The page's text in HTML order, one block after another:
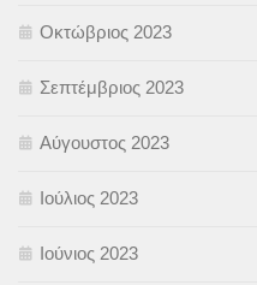
Οκτώβριος 2023
Σεπτέμβριος 2023
Αύγουστος 2023
Ιούλιος 2023
Ιούνιος 2023